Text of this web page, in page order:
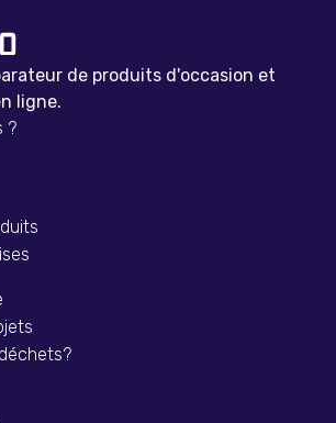
de produits d'occasion et
ligne.
?